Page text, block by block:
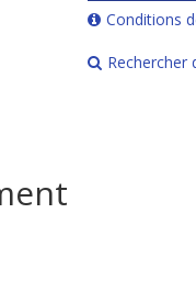
Conditions